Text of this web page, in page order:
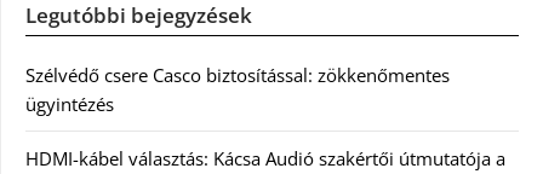
Legutóbbi bejegyzések
Szélvédő csere Casco biztosítással: zökkenőmentes
ügyintézés
HDMI-kábel választás: Kácsa Audió szakértői útmutatója a